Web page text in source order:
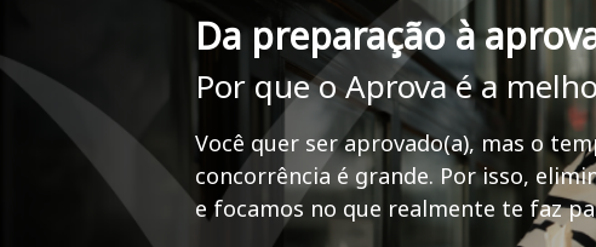
Da preparação à
Por que o Aprova é a
Você quer ser aprovado(a), mas o
concorrência é grande. Por isso,
e focamos no que realmente te faz